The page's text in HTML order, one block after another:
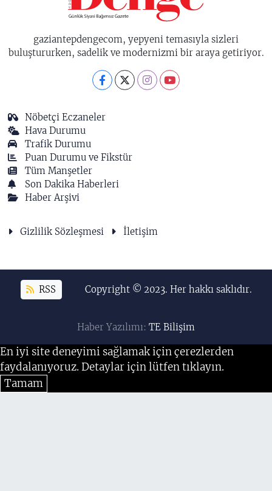
gaziantepdengecom, yepyeni temasıyla sizleri
buluştururken, sadelik ve modernizmi bir araya getiriyor.
Nöbetçi Eczaneler
Hava Durumu
Trafik Durumu
Puan Durumu ve Fikstür
Tüm Manşetler
Son Dakika Haberleri
Haber Arşivi
Gizlilik Sözleşmesi İletişim
RSS Copyright © 2023. Her hakkı saklıdır.
Haber Yazılımı: TE Bilişim
En iyi site deneyimi sağlamak için çerezlerden
faydalanıyoruz. Detaylar için lütfen tıklayın.
Tamam